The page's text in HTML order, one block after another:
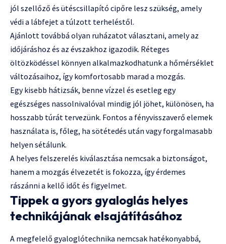
jól szellőző és ütéscsillapító cipőre lesz szükség, amely
védi a lábfejet a túlzott terheléstől.
Ajánlott továbbá olyan ruházatot választani, amely az
időjáráshoz és az évszakhoz igazodik. Réteges
öltözködéssel könnyen alkalmazkodhatunk a hőmérséklet
változásaihoz, így komfortosabb marad a mozgás.
Egy kisebb hátizsák, benne vízzel és esetleg egy
egészséges nassolnivalóval mindig jól jöhet, különösen, ha
hosszabb túrát tervezünk. Fontos a fényvisszaverő elemek
használata is, főleg, ha sötétedés után vagy forgalmasabb
helyen sétálunk.
A helyes felszerelés kiválasztása nemcsak a biztonságot,
hanem a mozgás élvezetét is fokozza, így érdemes
rászánni a kellő időt és figyelmet.
Tippek a gyors gyaloglás helyes
technikájának elsajátításához
A megfelelő gyaloglótechnika nemcsak hatékonyabbá,